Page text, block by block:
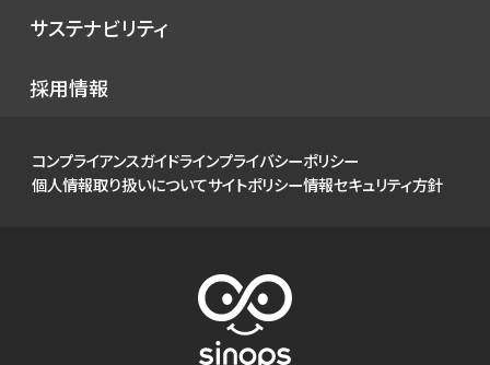
イベント
お知らせ
IRニュース
財務ハイライト
IRライブラリ
サステナビリティ
環境
ガバナンス
採用情報
コンプライアンスガイドラインプライバシーポリシー
個人情報取り扱いについてサイトポリシー情報セキュリティ方針